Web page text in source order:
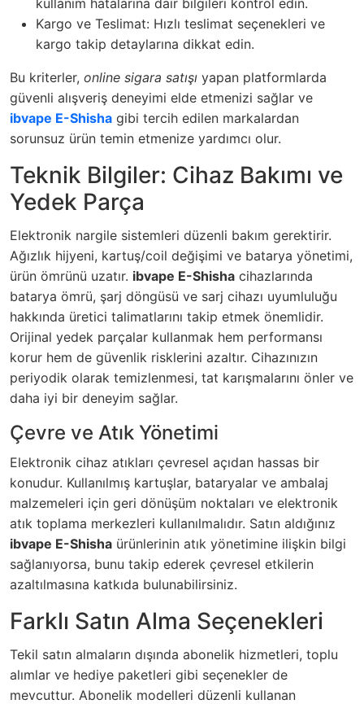
Kargo ve Teslimat: Hızlı teslimat seçenekleri ve
kargo takip detaylarına dikkat edin.
Bu kriterler, online sigara satışı yapan platformlarda
güvenli alışveriş deneyimi elde etmenizi sağlar ve
ibvape E-Shisha gibi tercih edilen markalardan
sorunsuz ürün temin etmenize yardımcı olur.
Teknik Bilgiler: Cihaz Bakımı ve
Yedek Parça
Elektronik nargile sistemleri düzenli bakım gerektirir.
Ağızlık hijyeni, kartuş/coil değişimi ve batarya yönetimi,
ürün ömrünü uzatır. ibvape E-Shisha cihazlarında
batarya ömrü, şarj döngüsü ve sarj cihazı uyumluluğu
hakkında üretici talimatlarını takip etmek önemlidir.
Orijinal yedek parçalar kullanmak hem performansı
korur hem de güvenlik risklerini azaltır. Cihazınızın
periyodik olarak temizlenmesi, tat karışmalarını önler ve
daha iyi bir deneyim sağlar.
Çevre ve Atık Yönetimi
Elektronik cihaz atıkları çevresel açıdan hassas bir
konudur. Kullanılmış kartuşlar, bataryalar ve ambalaj
malzemeleri için geri dönüşüm noktaları ve elektronik
atık toplama merkezleri kullanılmalıdır. Satın aldığınız
ibvape E-Shisha ürünlerinin atık yönetimine ilişkin bilgi
sağlanıyorsa, bunu takip ederek çevresel etkilerin
azaltılmasına katkıda bulunabilirsiniz.
Farklı Satın Alma Seçenekleri
Tekil satın almaların dışında abonelik hizmetleri, toplu
alımlar ve hediye paketleri gibi seçenekler de
mevcuttur. Abonelik modelleri düzenli kullanan